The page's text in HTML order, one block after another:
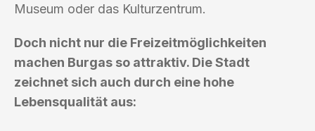
Museum oder das Kulturzentrum.
Doch nicht nur die Freizeitmöglichkeiten
machen Burgas so attraktiv. Die Stadt
zeichnet sich auch durch eine hohe
Lebensqualität aus: